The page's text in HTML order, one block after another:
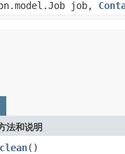
job,
法和说明
clean()